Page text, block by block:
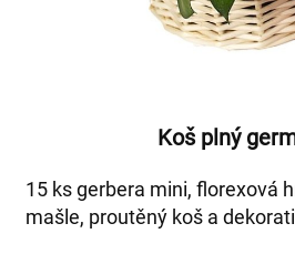
Koš plný
15 ks gerbera mini, florexová
mašle, proutěný koš a